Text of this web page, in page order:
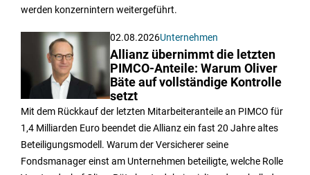
werden konzernintern weitergeführt.
02.08.2026Unternehmen
Allianz übernimmt die letzten
PIMCO-Anteile: Warum Oliver
Bäte auf vollständige Kontrolle
setzt
Mit dem Rückkauf der letzten Mitarbeiteranteile an PIMCO für
1,4 Milliarden Euro beendet die Allianz ein fast 20 Jahre altes
Beteiligungsmodell. Warum der Versicherer seine
Fondsmanager einst am Unternehmen beteiligte, welche Rolle